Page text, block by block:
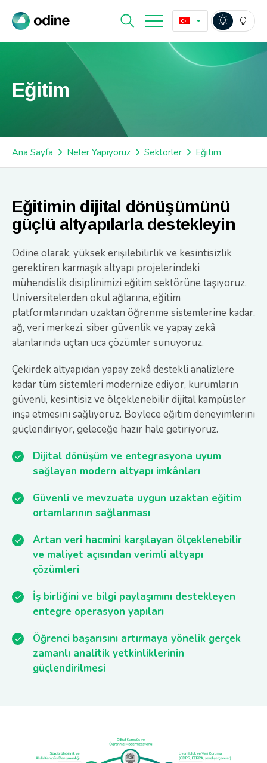
Eğitim
Ana Sayfa Neler Yapıyoruz Sektörler Eğitim
Eğitimin dijital dönüşümünü
güçlü altyapılarla destekleyin
Odine olarak, yüksek erişilebilirlik ve kesintisizlik
gerektiren karmaşık altyapı projelerindeki
mühendislik disiplinimizi eğitim sektörüne taşıyoruz.
Üniversitelerden okul ağlarına, eğitim
platformlarından uzaktan öğrenme sistemlerine kadar,
ağ, veri merkezi, siber güvenlik ve yapay zekâ
alanlarında uçtan uca çözümler sunuyoruz.
Çekirdek altyapıdan yapay zekâ destekli analizlere
kadar tüm sistemleri modernize ediyor, kurumların
güvenli, kesintisiz ve ölçeklenebilir dijital kampüsler
inşa etmesini sağlıyoruz. Böylece eğitim deneyimlerini
güçlendiriyor, geleceğe hazır hale getiriyoruz.
Dijital dönüşüm ve entegrasyona uyum
sağlayan modern altyapı imkânları
Güvenli ve mevzuata uygun uzaktan eğitim
ortamlarının sağlanması
Artan veri hacmini karşılayan ölçeklenebilir
ve maliyet açısından verimli altyapı
çözümleri
İş birliğini ve bilgi paylaşımını destekleyen
entegre operasyon yapıları
Öğrenci başarısını artırmaya yönelik gerçek
zamanlı analitik yetkinliklerinin
güçlendirilmesi